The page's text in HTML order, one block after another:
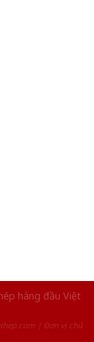
hàng đầu Việt
| Đơn vị chủ